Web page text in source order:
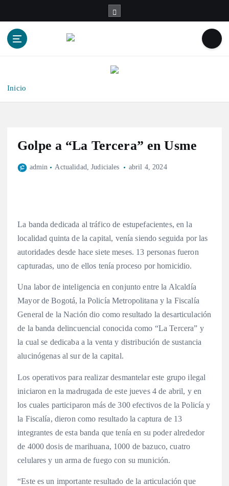
Inicio
Golpe a “La Tercera” en Usme
admin Actualidad,Judiciales abril 4, 2024
La banda dedicada al tráfico de estupefacientes, en la
localidad quinta de la capital, venía siendo seguida por las
autoridades desde hace siete meses. 13 personas fueron
capturadas, uno de ellos tenía proceso por homicidio.
Una labor de inteligencia en conjunto entre la Alcaldía
Mayor de Bogotá, la Policía Metropolitana y la Fiscalía
General de la Nación dio como resultado la desarticulación
de la banda delincuencial conocida como “La Tercera” y
la cual se dedicaba a la venta y distribución de sustancia
alucinógenas al sur de la capital.
Los operativos para realizar desmantelar este grupo ilegal
iniciaron en la madrugada de este jueves 4 de abril, y en
los cuales participaron más de 300 efectivos de la Policía y
la Fiscalía, dieron como resultado la captura de 13
integrantes de esta banda que tenía en su poder alrededor
de 4000 dosis de marihuana, 1000 de bazuco, cuatro
celulares y un arma de fuego con su munición.
“Este es un importante resultado de la articulación que